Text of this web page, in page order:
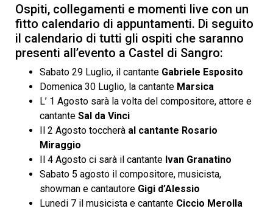
Ospiti, collegamenti e momenti live con un
fitto calendario di appuntamenti. Di seguito
il calendario di tutti gli ospiti che saranno
presenti all’evento a Castel di Sangro:
Sabato 29 Luglio, il cantante Gabriele Esposito
Domenica 30 Luglio, la cantante Marsica
L’ 1 Agosto sarà la volta del compositore, attore e
cantante Sal da Vinci
Il 2 Agosto toccherà al cantante Rosario
Miraggio
Il 4 Agosto ci sarà il cantante Ivan Granatino
Sabato 5 agosto il compositore, musicista,
showman e cantautore Gigi d’Alessio
Lunedi 7 il musicista e cantante Ciccio Merolla